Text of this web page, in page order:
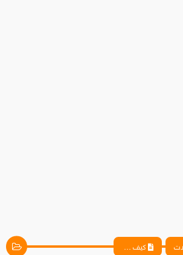
كيف تحصل على بطاقة هدية لأمازون بمبلغ 10 دولارات بالمجان